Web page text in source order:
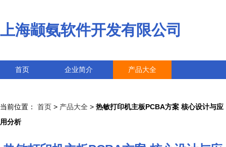
上海颛氨软件开发有限公司
首页 企业简介 产品大全
当前位置： 首页 > 产品大全 > 热敏打印机主板PCBA方案 核心设计与应
用分析